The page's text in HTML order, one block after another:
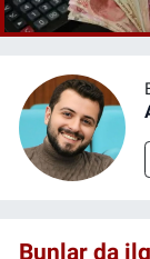
Bunlar da